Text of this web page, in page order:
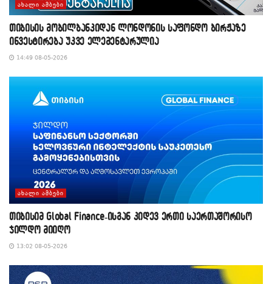
ᲐᲮᲐᲚᲘ ᲐᲛᲑᲔᲑᲘ
თიბისის მობილბანკიდან ლონდონის საფონდო ბირჟაზე
ინვესტირება უკვე ელემენტარულია
14:49 08-05-2026
ᲐᲮᲐᲚᲘ ᲐᲛᲑᲔᲑᲘ
თიბისიმ Global Finance-ისგან კიდევ ერთი საერთაშორისო
ჯილდო მიიღო
13:02 08-05-2026